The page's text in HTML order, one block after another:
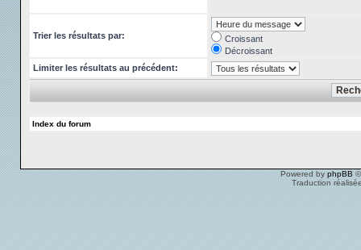
Trier les résultats par:
Croissant
Décroissant
Limiter les résultats au précédent:
Index du forum
Powered by phpBB
Traduction